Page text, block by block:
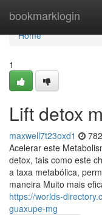
bookmarklogin
Home
Home
1
Lift detox
maxwell7t23oxd1
Acelerar este
detox, tais como este
a taxa metabólica,
maneira Muito mais
https://worlds-
guaxupe-mg